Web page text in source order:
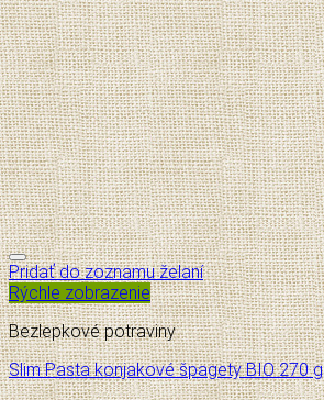
Pridať do zoznamu želaní
Rýchle zobrazenie
Bezlepkové potraviny
Slim Pasta konjakové špagety BIO 270 g